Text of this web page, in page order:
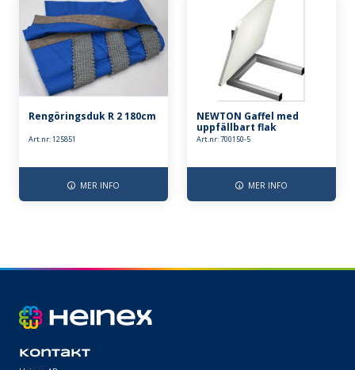
Rengöringsduk R 2 180cm
Art.nr: 125851
MER INFO
NEWTON Gaffel med
uppfällbart flak
Art.nr: 700150-5
MER INFO
Kontakt